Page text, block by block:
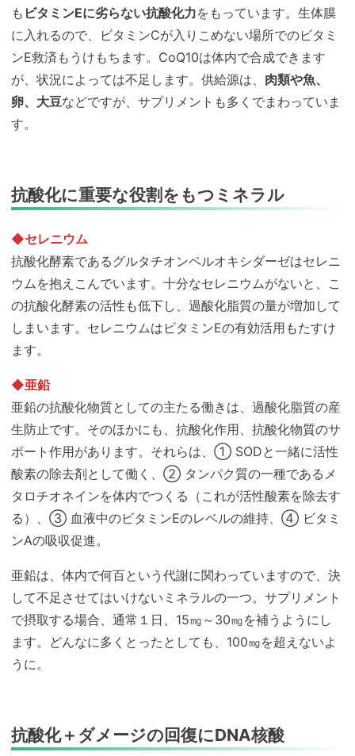
も ビタミンEに劣らない抗酸化力をもっています。生体膜
に入れるので、ビタミンCが入りこめない場所でのビタミ
ンE救済もうけもちます。CoQ10は体内で合成できます
が、状況によっては不足します。供給源は、 肉類や魚、
卵、大豆などですが、サプリメントも多くでまわっていま
す。
抗酸化に重要な役割をもつミネラル
◆セレニウム
抗酸化酵素であるグルタチオンペルオキシダーゼはセレニ
ウムを抱えこんでいます。十分なセレニウムがないと、こ
の抗酸化酵素の活性も低下し、過酸化脂質の量が増加して
しまいます。セレニウムはビタミンEの有効活用もたすけ
ます。
◆亜鉛
亜鉛の抗酸化物質としての主たる働きは、過酸化脂質の産
生防止です。そのほかにも、抗酸化作用、抗酸化物質のサ
ポート作用があります。それらは、① SODと一緒に活性
酸素の除去剤として働く、② タンパク質の一種であるメ
タロチオネインを体内でつくる（これが活性酸素を除去す
る）、③ 血液中のビタミンEのレベルの維持、④ ビタミ
ンAの吸収促進。
亜鉛は、体内で何百という代謝に関わっていますので、決
して不足させてはいけないミネラルの一つ。サプリメント
で摂取する場合、通常１日、15㎎～30㎎を補うようにし
ます。どんなに多くとったとしても、100㎎を超えないよ
うに。
抗酸化＋ダメージの回復にDNA核酸